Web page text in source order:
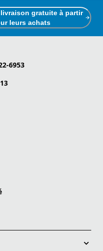
gratuite à partir
leurs achats
6953